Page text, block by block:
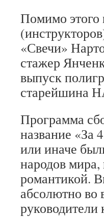
Помимо этого
«Свечи»
стажер
выпуск
старейшина
Программа
название «За
или иначе
народов
романтикой.
абсолютно во